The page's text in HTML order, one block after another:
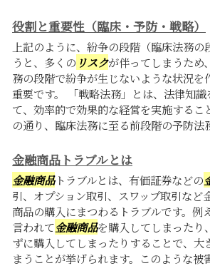
役割と重要性（臨床・予防・戦略）
上記のように、紛争の段階（臨床法務の
うと、多くの リスクが伴ってしまうため
務の段階で紛争が生じないような状況を
重要です。 「戦略法務」とは、法律知
て、効率的で効果的な経営を実施するこ
の通り、臨床法務に至る前段階の予防法
金融商品トラブルとは
金融商品トラブルとは、有価証券などの
引、オプション取引、スワップ取引など
商品の購入にまつわるトラブルです。例
言われて金融商品を購入してしまったり
ずに購入してしまったりすることで、大
まうことが挙げられます。このような被